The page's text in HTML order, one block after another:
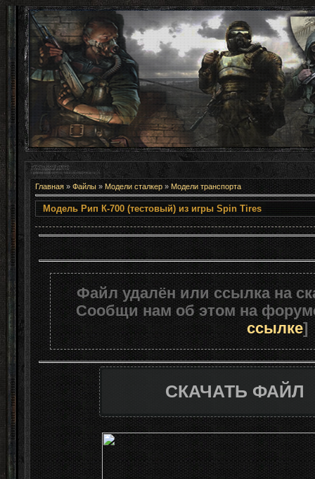
Главная» Файлы» Модели сталкер» Модели транспорта
Модель Рип К-700 (тестовый)
Файл удалён или ссылка на
Сообщи нам об этом на
ссылке]
СКАЧАТЬ ФАЙЛ